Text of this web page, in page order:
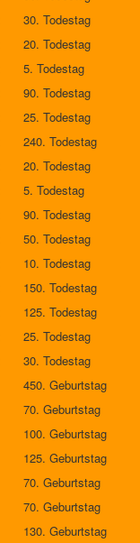
30. Todestag
20. Todestag
5. Todestag
90. Todestag
25. Todestag
240. Todestag
20. Todestag
5. Todestag
90. Todestag
50. Todestag
10. Todestag
150. Todestag
125. Todestag
25. Todestag
30. Todestag
450. Geburtstag
70. Geburtstag
100. Geburtstag
125. Geburtstag
70. Geburtstag
70. Geburtstag
130. Geburtstag